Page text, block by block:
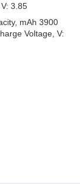
3.85
mAh 3900
Voltage, V: